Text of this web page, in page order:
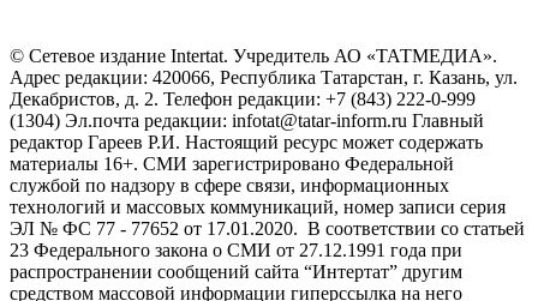
© Сетевое издание Intertat. Учредитель АО «ТАТМЕДИА».
Адрес редакции: 420066, Республика Татарстан, г. Казань, ул.
Декабристов, д. 2. Телефон редакции: +7 (843) 222-0-999
(1304) Эл.почта редакции: infotat@tatar-inform.ru Главный
редактор Гареев Р.И. Настоящий ресурс может содержать
материалы 16+. СМИ зарегистрировано Федеральной
службой по надзору в сфере связи, информационных
технологий и массовых коммуникаций, номер записи серия
ЭЛ № ФС 77 - 77652 от 17.01.2020. В соответствии со статьей
23 Федерального закона о СМИ от 27.12.1991 года при
распространении сообщений сайта “Интертат” другим
средством массовой информации гиперссылка на него